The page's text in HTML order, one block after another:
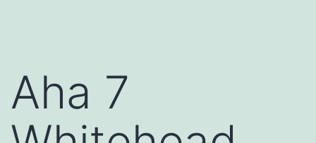
Aha 7